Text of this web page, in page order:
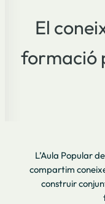
El
formació
L’Aula Popular
compartim
construir